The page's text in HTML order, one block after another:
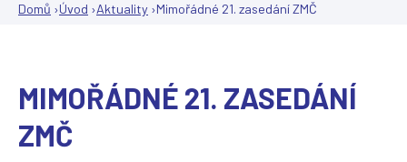
Domů ›Úvod ›Aktuality ›Mimořádné 21. zasedání ZMČ
MIMOŘÁDNÉ 21. ZASEDÁNÍ
ZMČ